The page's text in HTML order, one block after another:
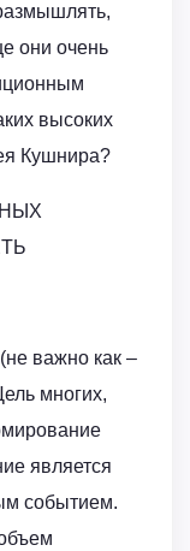
они очень
высоких
Кушнира?
важно как –
многих,
является
событием.